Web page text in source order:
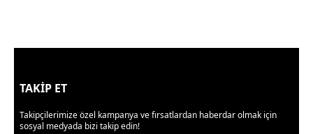
TAKİP ET
Takipçilerimize özel kampanya ve fırsatlardan haberdar olmak için
sosyal medyada bizi takip edin!